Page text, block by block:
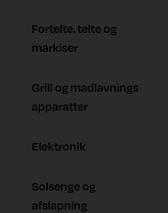
Fortelte. telte og
markiser
Grill og madlavnings
apparatter
Elektronik
Solsenge og
afslapning